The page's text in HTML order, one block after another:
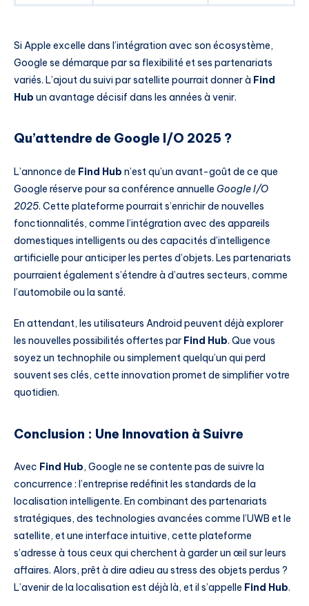
Si Apple excelle dans l’intégration avec son écosystème,
Google se démarque par sa flexibilité et ses partenariats
variés. L’ajout du suivi par satellite pourrait donner à Find
Hub un avantage décisif dans les années à venir.
Qu’attendre de Google I/O 2025 ?
L’annonce de Find Hub n’est qu’un avant-goût de ce que
Google réserve pour sa conférence annuelle Google I/O
2025. Cette plateforme pourrait s’enrichir de nouvelles
fonctionnalités, comme l’intégration avec des appareils
domestiques intelligents ou des capacités d’intelligence
artificielle pour anticiper les pertes d’objets. Les partenariats
pourraient également s’étendre à d’autres secteurs, comme
l’automobile ou la santé.
En attendant, les utilisateurs Android peuvent déjà explorer
les nouvelles possibilités offertes par Find Hub. Que vous
soyez un technophile ou simplement quelqu’un qui perd
souvent ses clés, cette innovation promet de simplifier votre
quotidien.
Conclusion : Une Innovation à Suivre
Avec Find Hub, Google ne se contente pas de suivre la
concurrence : l’entreprise redéfinit les standards de la
localisation intelligente. En combinant des partenariats
stratégiques, des technologies avancées comme l’UWB et le
satellite, et une interface intuitive, cette plateforme
s’adresse à tous ceux qui cherchent à garder un œil sur leurs
affaires. Alors, prêt à dire adieu au stress des objets perdus ?
L’avenir de la localisation est déjà là, et il s’appelle Find Hub.